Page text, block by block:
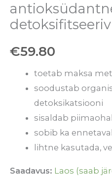
€59.80
toetab maksa
soodustab
detoksikatsiooni
sisaldab
sobib ka
lihtne kasutada,
Saadavus: Laos (saab